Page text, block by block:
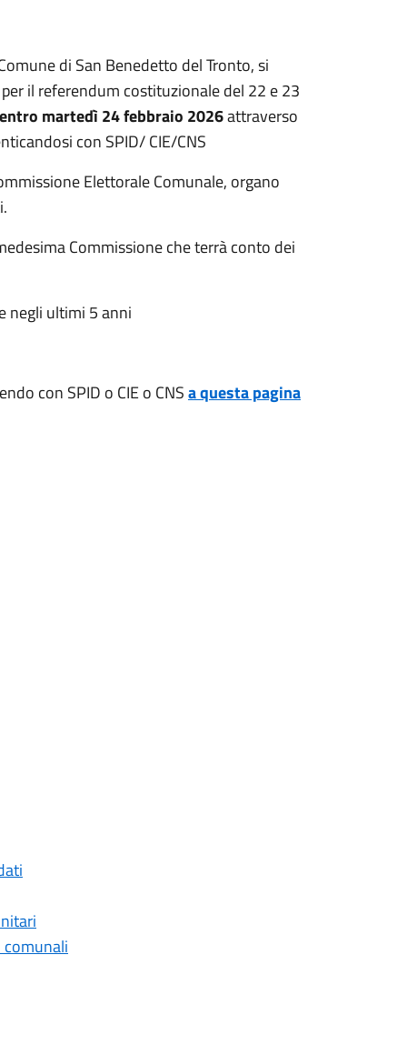
di San Benedetto del Tronto, si
il referendum costituzionale del 22 e 23
martedì 24 febbraio 2026attraverso
con SPID/ CIE/CNS
Elettorale Comunale, organo
Commissione che terrà conto dei
negli ultimi 5 anni
con SPID o CIE o CNSa questa pagina
comunali